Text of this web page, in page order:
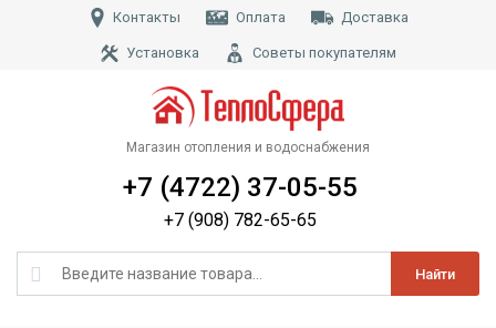
Контакты Оплата Доставка
Установка Советы покупателям
Магазин отопления и водоснабжения
Найти
+7 (4722) 37-05-55
+7 (908) 782-65-65